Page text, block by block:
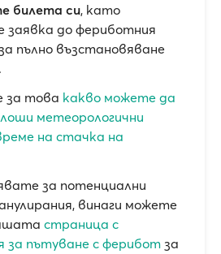
билета си, като
заявка до фериботния
пълно възстановяване
за това какво можете да
метеорологични
на стачка на
за потенциални
винаги можете
страница с
за пътуване с ферибот за